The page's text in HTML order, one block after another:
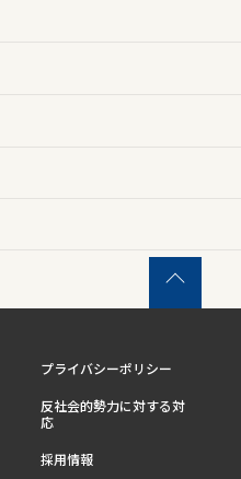
プライバシーポリシー
反社会的勢力に対する対
応
採用情報